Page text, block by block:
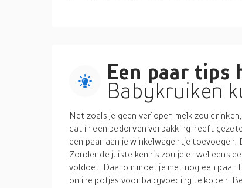
Een paar tips
Babykruiken
Net zoals je geen verlopen melk zou
dat in een bedorven verpakking heeft
een paar aan je winkelwagentje toevoegen.
Zonder de juiste kennis zou je er wel eens
voldoet. Daarom moet je met nog een paar
online potjes voor babyvoeding te kopen.